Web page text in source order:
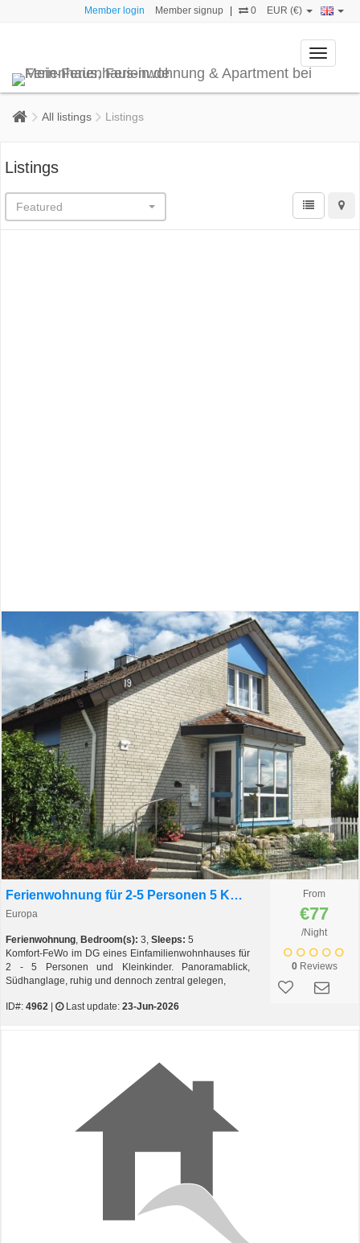
Member login Member signup 0 EUR (€)
Toggle
All listings Listings
Listings
Featured
Ferienwohnung für 2-5 Personen 5 Km zu Bodensee
Europa
Ferienwohnung, Bedroom(s): 3, Sleeps: 5
Komfort-FeWo im DG eines Einfamilienwohnhauses für
2 - 5 Personen und Kleinkinder. Panoramablick,
Südhanglage, ruhig und dennoch zentral gelegen,
ID#: 4962 Last update: 23-Jun-2026
From
€77
/Night
0Reviews